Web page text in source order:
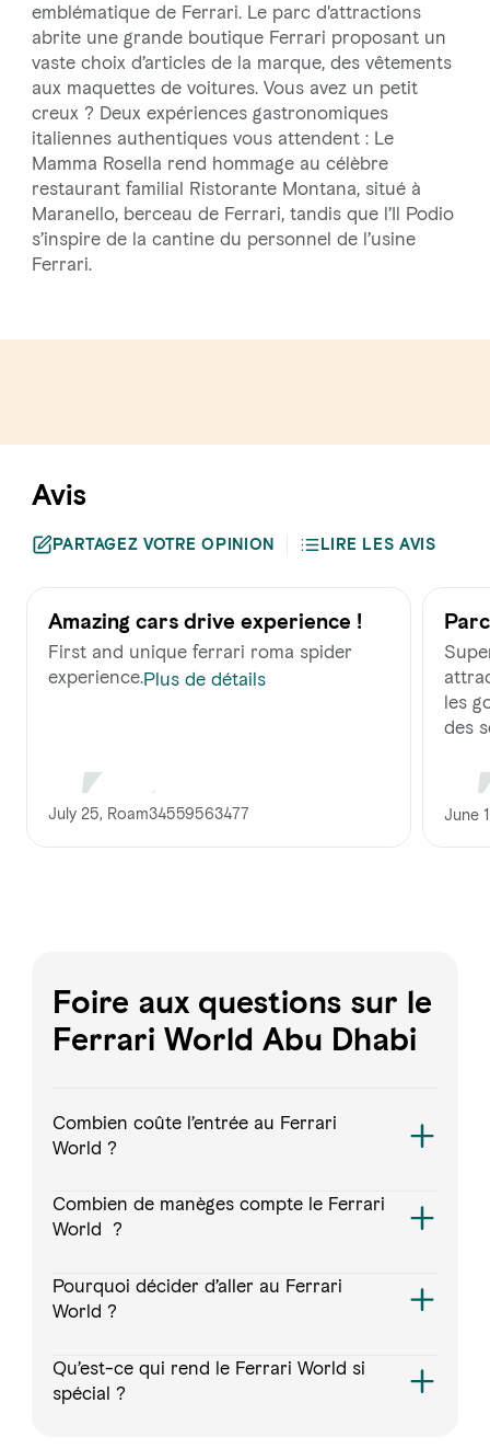
emblématique de Ferrari. Le parc d'attractions
abrite une grande boutique Ferrari proposant un
vaste choix d’articles de la marque, des vêtements
aux maquettes de voitures. Vous avez un petit
creux ? Deux expériences gastronomiques
italiennes authentiques vous attendent : Le
Mamma Rosella rend hommage au célèbre
restaurant familial Ristorante Montana, situé à
Maranello, berceau de Ferrari, tandis que l’Il Podio
s’inspire de la cantine du personnel de l’usine
Ferrari.
Avis
PARTAGEZ VOTRE OPINION LIRE LES AVIS
Amazing cars drive experience !
First and unique ferrari roma spider
experience.Plus de détails
July 25, Roam34559563477
les
des
June
Foire aux questions sur le
Ferrari World Abu Dhabi
Combien coûte l’entrée au Ferrari
World ?
Combien de manèges compte le Ferrari
World ?
Pourquoi décider d’aller au Ferrari
World ?
Qu’est-ce qui rend le Ferrari World si
spécial ?